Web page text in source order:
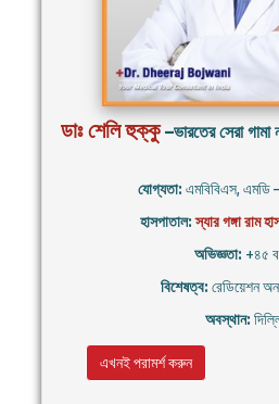
ডাঃ শেলি হুক্কু–ভারতের সেরা গামা
যোগ্যতা: এমবিবিএস, এমডি
হাসপাতাল:স্যার গঙ্গা রাম
অভিজ্ঞতা: +৪৫
বিশেষত্ব: রেডিয়েশন
অবস্থান:
এখনই পরামর্শ করুন